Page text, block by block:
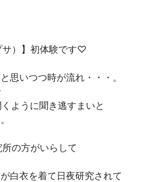
サ）】初体験です♡
思いつつ時が流れ・・・。
ように聞き逃すまいと
の方がいらして
白衣を着て日夜研究されて